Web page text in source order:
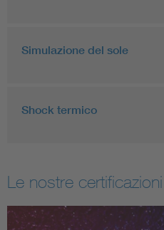
Simulazione del sole
Shock termico
Le nostre certificazioni